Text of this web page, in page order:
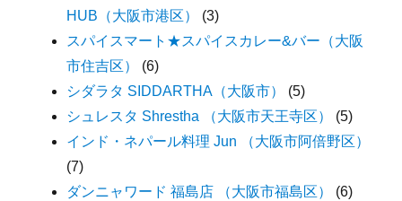
HUB（大阪市港区）
(3)
スパイスマート★スパイスカレー&バー（大阪
市住吉区）
(6)
シダラタ SIDDARTHA（大阪市）
(5)
シュレスタ Shrestha （大阪市天王寺区）
(5)
インド・ネパール料理 Jun （大阪市阿倍野区）
(7)
ダンニャワード 福島店 （大阪市福島区）
(6)